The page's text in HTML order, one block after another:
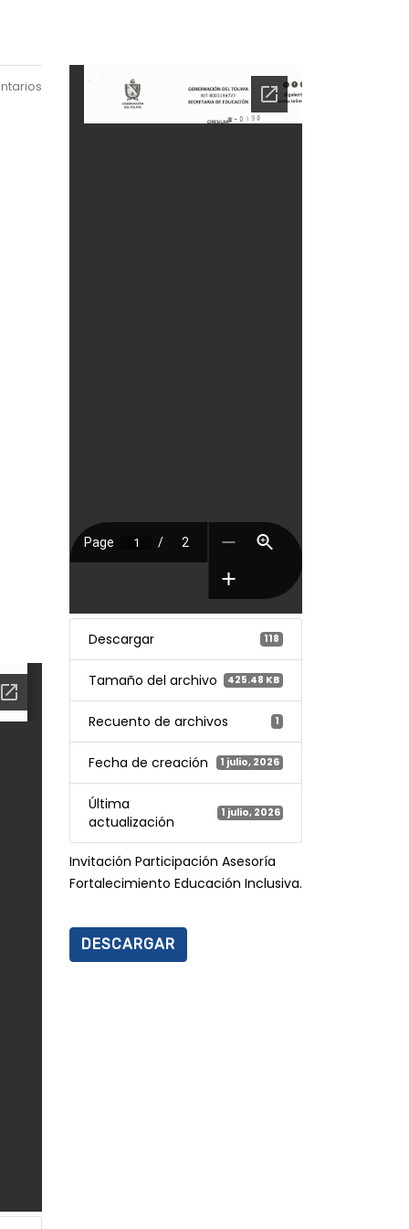
Descargar 118
Tamaño del archivo 425.48 KB
Recuento de archivos 1
Fecha de creación 1 julio, 2026
Última
actualización
1 julio, 2026
Invitación Participación Asesoría
Fortalecimiento Educación Inclusiva.
DESCARGAR